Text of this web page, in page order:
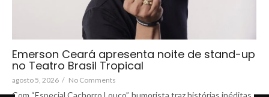
Emerson Ceará apresenta noite de stand-up
no Teatro Brasil Tropical
agosto 5, 2026 / No Comments